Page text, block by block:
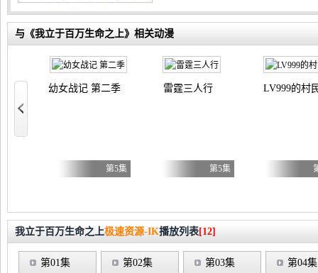
与《我立于百万生命之上》相关动漫
姐才不玩格斗游戏～
幼女战记 第二季
第5集
雷霆三人行
第5集
LV999的村
我立于百万生命之上极速资源-IK播放列表[12]
第01集 第02集 第03集 第04集